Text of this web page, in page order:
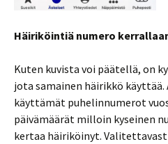
Häiriköintiä numero
Kuten kuvista voi päätellä, on
jota samainen häirikkö
käyttämät puhelinnumerot
päivämäärät milloin kyseinen
kertaa häiriköinyt.